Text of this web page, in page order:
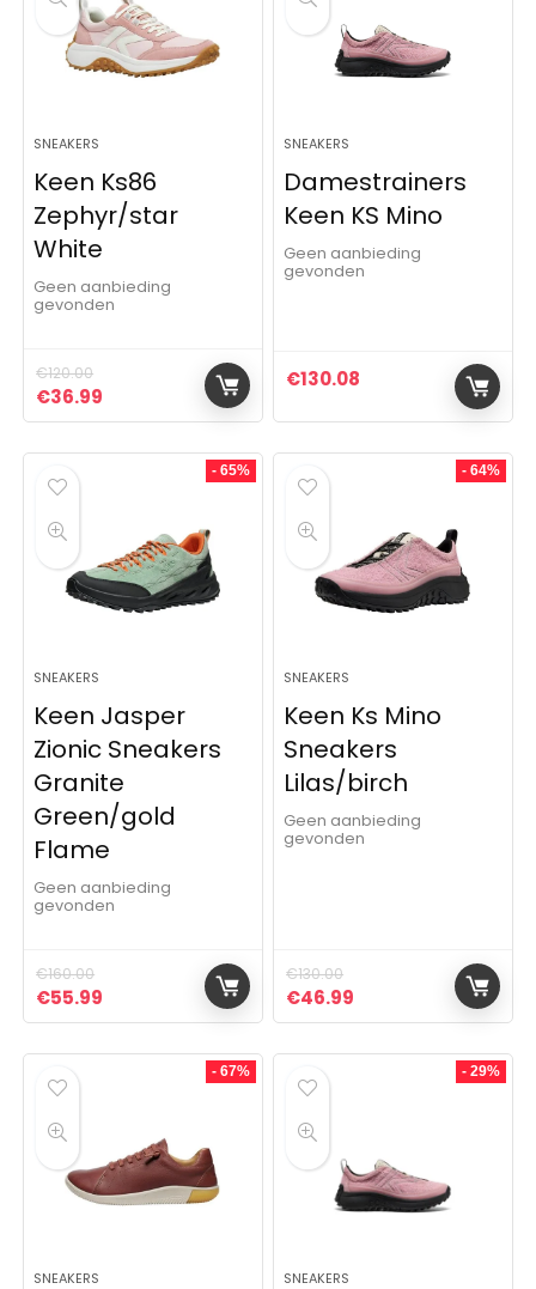
SNEAKERS
Keen Ks86
Zephyr/star
White
Geen aanbieding
gevonden
€120.00
Oorspronkelijke prijs was: €120.00.
€36.99 Huidige prijs is: €36.99.
SNEAKERS
Damestrainers
Keen KS Mino
Geen aanbieding
gevonden
€130.08
- 65%
SNEAKERS
Keen Jasper
Zionic Sneakers
Granite
Green/gold
Flame
Geen aanbieding
gevonden
€160.00
Oorspronkelijke prijs was: €160.00.
€55.99 Huidige prijs is: €55.99.
- 64%
SNEAKERS
Keen Ks Mino
Sneakers
Lilas/birch
Geen aanbieding
gevonden
€130.00
Oorspronkelijke prijs was:
€46.99 Huidige prijs is:
- 67%
SNEAKERS
- 29%
SNEAKERS